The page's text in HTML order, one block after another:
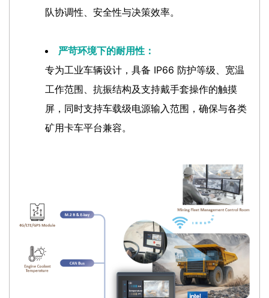
队协调性、安全性与决策效率。
严苛环境下的耐用性：
专为工业车辆设计，具备 IP66 防护等级、宽温
工作范围、抗振结构及支持戴手套操作的触摸
屏，同时支持车载级电源输入范围，确保与各类
矿用卡车平台兼容。